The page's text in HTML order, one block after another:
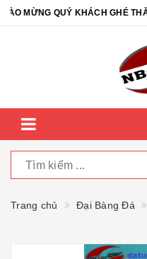
MỪNG QUÝ KHÁCH GHÉ
Trang chủ Đại Bàng Đá